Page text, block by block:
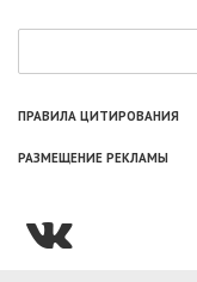
ПРАВИЛА ЦИТИРОВАНИЯ
РАЗМЕЩЕНИЕ РЕКЛАМЫ